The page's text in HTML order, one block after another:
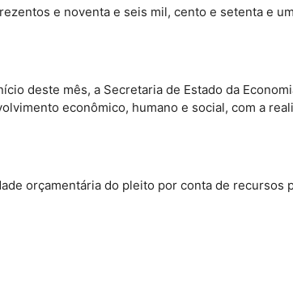
e noventa e seis mil, cento e setenta e
deste mês, a Secretaria de Estado da
econômico, humano e social, com a
orçamentária do pleito por conta de